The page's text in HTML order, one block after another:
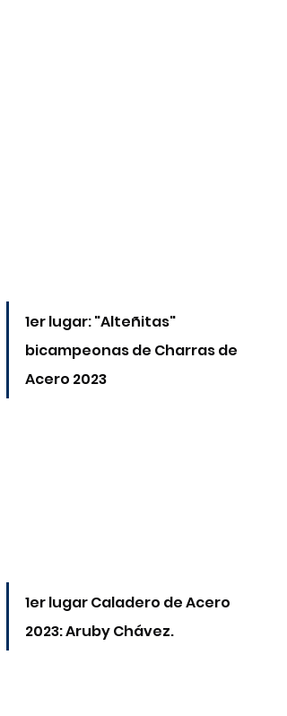
1er lugar: "Alteñitas"
bicampeonas de Charras de
Acero 2023
1er lugar Caladero de Acero
2023: Aruby Chávez.